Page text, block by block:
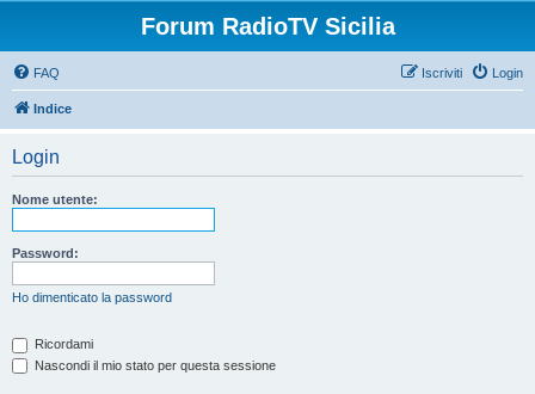
Forum RadioTV Sicilia
FAQ Login
Iscriviti
Indice
Login
Nome utente:
Password:
Ho dimenticato la password
Ricordami
Nascondi il mio stato per questa sessione